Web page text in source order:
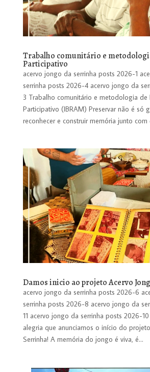
Trabalho comunitário e
Participativo
acervo jongo da serrinha posts 2026-1
serrinha posts 2026-4 acervo jongo da
3 Trabalho comunitário e metodologia de
Participativo (IBRAM) Preservar não é só
reconhecer e construir memória junto com
Damos inicio ao projeto Acervo
acervo jongo da serrinha posts 2026-6
serrinha posts 2026-8 acervo jongo da
11 acervo jongo da serrinha posts 2026-
alegria que anunciamos o início do
Serrinha! A memória do jongo é viva, é...